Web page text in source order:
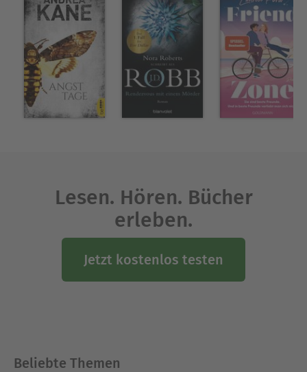
Lesen. Hören. Bücher
erleben.
Jetzt kostenlos testen
Beliebte Themen